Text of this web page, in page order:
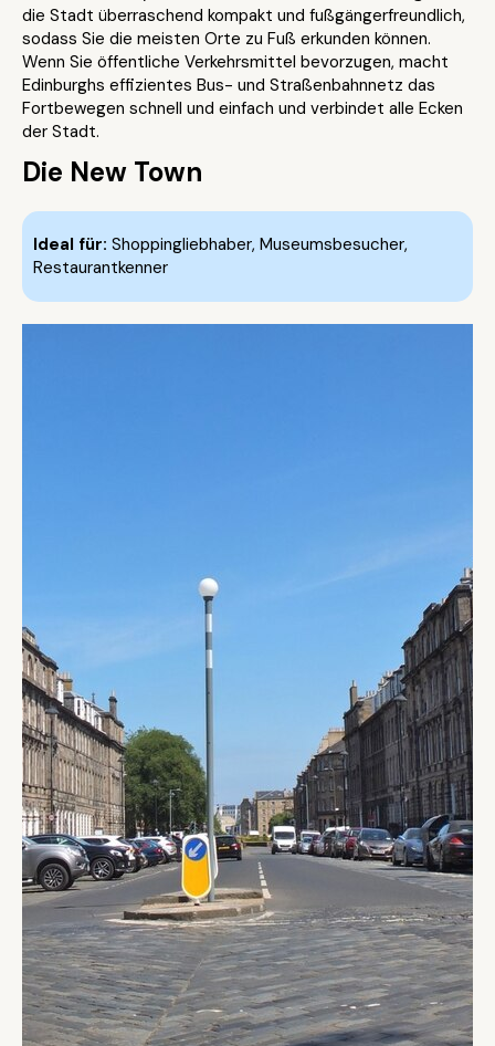
die Stadt überraschend kompakt und fußgängerfreundlich,
sodass Sie die meisten Orte zu Fuß erkunden können.
Wenn Sie öffentliche Verkehrsmittel bevorzugen, macht
Edinburghs effizientes Bus- und Straßenbahnnetz das
Fortbewegen schnell und einfach und verbindet alle Ecken
der Stadt.
Die New Town
Ideal für: Shoppingliebhaber, Museumsbesucher,
Restaurantkenner